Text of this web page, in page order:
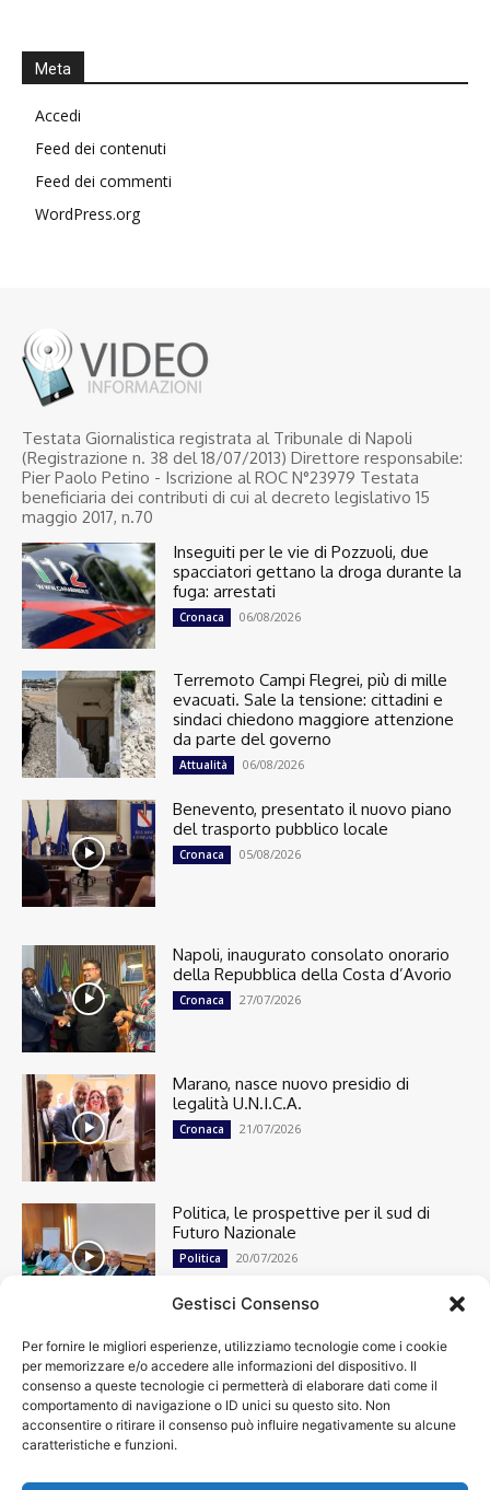
Gestisci Consenso
Per fornire le migliori esperienze, utilizziamo tecnologie come i cookie
per memorizzare e/o accedere alle informazioni del dispositivo. Il
consenso a queste tecnologie ci permetterà di elaborare dati come il
comportamento di navigazione o ID unici su questo sito. Non
acconsentire o ritirare il consenso può influire negativamente su alcune
caratteristiche e funzioni.
Meta
Accedi
Feed dei contenuti
Feed dei commenti
WordPress.org
Testata Giornalistica registrata al Tribunale di Napoli
(Registrazione n. 38 del 18/07/2013) Direttore responsabile:
Pier Paolo Petino - Iscrizione al ROC N°23979 Testata
beneficiaria dei contributi di cui al decreto legislativo 15
maggio 2017, n.70
Inseguiti per le vie di Pozzuoli, due
spacciatori gettano la droga durante la
fuga: arrestati
Cronaca 06/08/2026
Terremoto Campi Flegrei, più di mille
evacuati. Sale la tensione: cittadini e
sindaci chiedono maggiore attenzione
da parte del governo
Attualità 06/08/2026
Benevento, presentato il nuovo piano
del trasporto pubblico locale
Cronaca 05/08/2026
Napoli, inaugurato consolato onorario
della Repubblica della Costa d’Avorio
Cronaca 27/07/2026
Marano, nasce nuovo presidio di
legalità U.N.I.C.A.
Cronaca 21/07/2026
Politica, le prospettive per il sud di
Futuro Nazionale
Politica 20/07/2026
Cronaca
13485
Attualità
7297
top
News
4208
Cultura